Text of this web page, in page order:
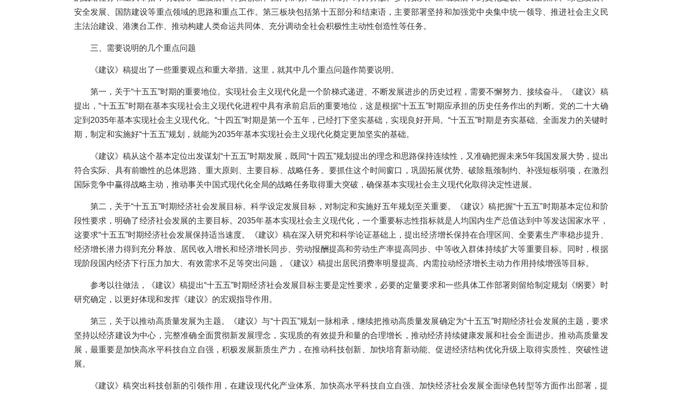
安全发展、国防建设等重点领域的思路和重点工作。第三板块包括第十五部分和结束语，主要部署坚持和加强党中央集中统一领导、推进社会主义民
主法治建设、港澳台工作、推动构建人类命运共同体、充分调动全社会积极性主动性创造性等任务。
三、需要说明的几个重点问题
《建议》稿提出了一些重要观点和重大举措。这里，就其中几个重点问题作简要说明。
第一，关于“十五五”时期的重要地位。实现社会主义现代化是一个阶梯式递进、不断发展进步的历史过程，需要不懈努力、接续奋斗。《建议》稿
提出，“十五五”时期在基本实现社会主义现代化进程中具有承前启后的重要地位，这是根据“十五五”时期应承担的历史任务作出的判断。党的二十大确
定到2035年基本实现社会主义现代化。“十四五”时期是第一个五年，已经打下坚实基础，实现良好开局。“十五五”时期是夯实基础、全面发力的关键时
期，制定和实施好“十五五”规划，就能为2035年基本实现社会主义现代化奠定更加坚实的基础。
《建议》稿从这个基本定位出发谋划“十五五”时期发展，既同“十四五”规划提出的理念和思路保持连续性，又准确把握未来5年我国发展大势，提出
符合实际、具有前瞻性的总体思路、重大原则、主要目标、战略任务。要抓住这个时间窗口，巩固拓展优势、破除瓶颈制约、补强短板弱项，在激烈
国际竞争中赢得战略主动，推动事关中国式现代化全局的战略任务取得重大突破，确保基本实现社会主义现代化取得决定性进展。
第二，关于“十五五”时期经济社会发展目标。科学设定发展目标，对制定和实施好五年规划至关重要。《建议》稿把握“十五五”时期基本定位和阶
段性要求，明确了经济社会发展的主要目标。2035年基本实现社会主义现代化，一个重要标志性指标就是人均国内生产总值达到中等发达国家水平，
这要求“十五五”时期经济社会发展保持适当速度。《建议》稿在深入研究和科学论证基础上，提出经济增长保持在合理区间、全要素生产率稳步提升、
经济增长潜力得到充分释放、居民收入增长和经济增长同步、劳动报酬提高和劳动生产率提高同步、中等收入群体持续扩大等重要目标。同时，根据
现阶段国内经济下行压力加大、有效需求不足等突出问题，《建议》稿提出居民消费率明显提高、内需拉动经济增长主动力作用持续增强等目标。
参考以往做法，《建议》稿提出“十五五”时期经济社会发展目标主要是定性要求，必要的定量要求和一些具体工作部署则留给制定规划《纲要》时
研究确定，以更好体现和发挥《建议》的宏观指导作用。
第三，关于以推动高质量发展为主题。《建议》与“十四五”规划一脉相承，继续把推动高质量发展确定为“十五五”时期经济社会发展的主题，要求
坚持以经济建设为中心，完整准确全面贯彻新发展理念，实现质的有效提升和量的合理增长，推动经济持续健康发展和社会全面进步。推动高质量发
展，最重要是加快高水平科技自立自强，积极发展新质生产力，在推动科技创新、加快培育新动能、促进经济结构优化升级上取得实质性、突破性进
展。
《建议》稿突出科技创新的引领作用，在建设现代化产业体系、加快高水平科技自立自强、加快经济社会发展全面绿色转型等方面作出部署，提